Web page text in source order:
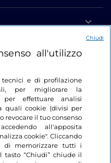
all'utilizzo
e di profilazione
per migliorare la
effettuare analisi
quali cookie (divisi per
revocare il tuo consenso
all'apposita
cookie". Cliccando
di memorizzare tutti i
tasto “Chiudi” chiude il
Chiudi